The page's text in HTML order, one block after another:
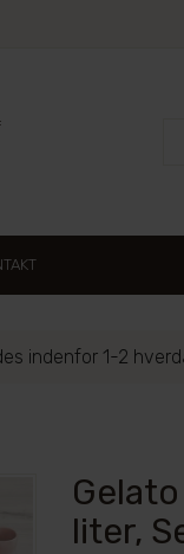
indenfor 1-2
liter,